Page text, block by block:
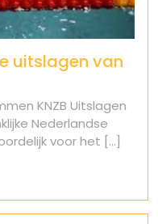
uitslagen van
KNZB Uitslagen
Nederlandse
voor het [...]